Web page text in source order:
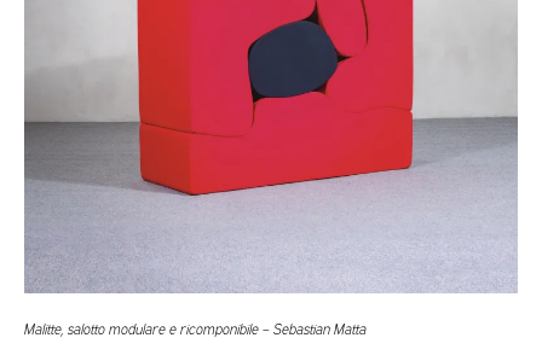
Malitte, salotto modulare e ricomponibile – Sebastian Matta